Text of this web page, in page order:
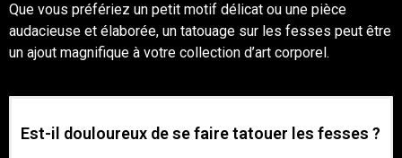
Que vous préfériez un petit motif délicat ou une pièce
audacieuse et élaborée, un tatouage sur les fesses peut être
un ajout magnifique à votre collection d’art corporel.
Est-il douloureux de se faire tatouer les fesses ?